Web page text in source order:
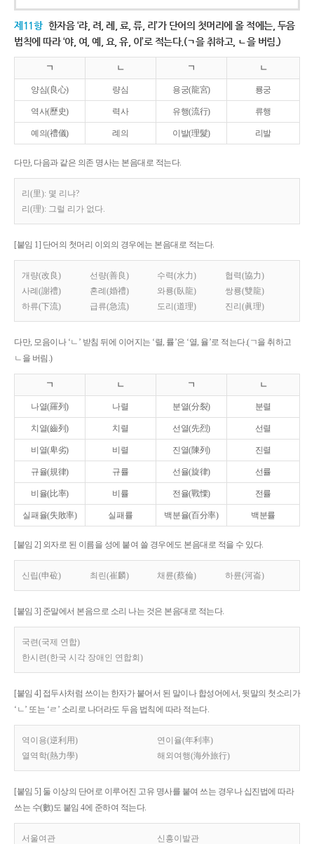
제11항 한자음 ‘랴, 려, 례, 료, 류, 리’가 단어의 첫머리에 올 적에는, 두음
법칙에 따라 ‘야, 여, 예, 요, 유, 이’로 적는다.(ㄱ을 취하고, ㄴ을 버림.)
ㄱ ㄴ ㄱ ㄴ
양심(良心) 량심 용궁(龍宮) 룡궁
역사(歷史) 력사 유행(流行) 류행
예의(禮儀) 례의 이발(理髮) 리발
다만, 다음과 같은 의존 명사는 본음대로 적는다.
리(里): 몇 리냐?
리(理): 그럴 리가 없다.
[붙임 1] 단어의 첫머리 이외의 경우에는 본음대로 적는다.
개량(改良) 선량(善良) 수력(水力)
협력(協力)
사례(謝禮)
혼례(婚禮) 와룡(臥龍)
쌍룡(雙龍)
하류(下流)
급류(急流) 도리(道理) 진리(眞理)
다만, 모음이나 ‘ㄴ’ 받침 뒤에 이어지는 ‘렬, 률’은 ‘열, 율’로 적는다.(ㄱ을 취하고
ㄴ을 버림.)
ㄱ ㄴ ㄱ ㄴ
나열(羅列) 나렬 분열(分裂) 분렬
치열(齒列) 치렬 선열(先烈) 선렬
비열(卑劣) 비렬 진열(陳列) 진렬
규율(規律) 규률 선율(旋律) 선률
비율(比率) 비률 전율(戰慄) 전률
실패율(失敗率) 실패률 백분율(百分率) 백분률
[붙임 2] 외자로 된 이름을 성에 붙여 쓸 경우에도 본음대로 적을 수 있다.
신립(申砬) 최린(崔麟) 채륜(蔡倫) 하륜(河崙)
[붙임 3] 준말에서 본음으로 소리 나는 것은 본음대로 적는다.
국련(국제 연합)
한시련(한국 시각 장애인 연합회)
[붙임 4] 접두사처럼 쓰이는 한자가 붙어서 된 말이나 합성어에서, 뒷말의 첫소리가
‘ㄴ’ 또는 ‘ㄹ’ 소리로 나더라도 두음 법칙에 따라 적는다.
역이용(逆利用)
연이율(年利率)
열역학(熱力學)
해외여행(海外旅行)
[붙임 5] 둘 이상의 단어로 이루어진 고유 명사를 붙여 쓰는 경우나 십진법에 따라
쓰는 수(數)도 붙임 4에 준하여 적는다.
서울여관 신흥이발관